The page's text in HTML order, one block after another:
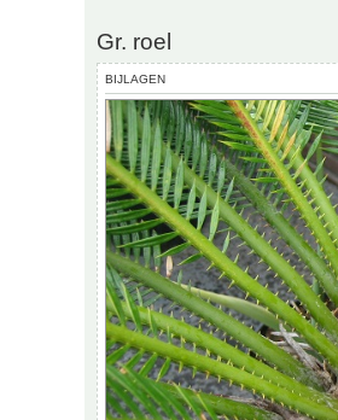
Gr. roel
BIJLAGEN